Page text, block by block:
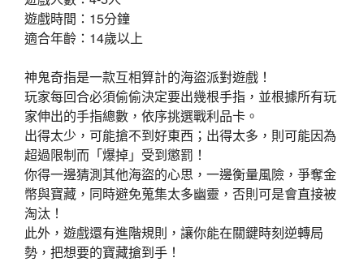
遊戲時間：15分鐘
適合年齡：14歲以上
神鬼奇指是一款互相算計的海盜派對遊戲！
玩家每回合必須偷偷決定要出幾根手指，並根據所有玩
家伸出的手指總數，依序挑選戰利品卡。
出得太少，可能搶不到好東西；出得太多，則可能因為
超過限制而「爆掉」受到懲罰！
你得一邊猜測其他海盜的心思，一邊衡量風險，爭奪金
幣與寶藏，同時避免蒐集太多幽靈，否則可是會直接被
淘汰！
此外，遊戲還有進階規則，讓你能在關鍵時刻逆轉局
勢，把想要的寶藏搶到手！